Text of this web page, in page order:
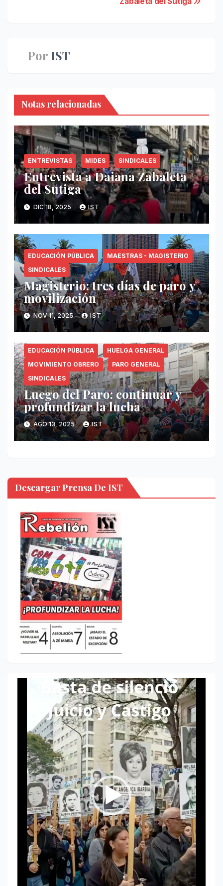
Por IST
Notas relacionadas
ENTREVISTAS MIDES SINDICALES
Entrevista a Daiana Zabaleta
del Sutiga
DIC 18, 2025 IST
EDUCACIÓN PÚBLICA
MAESTRAS - MAGISTERIO
SINDICALES
Magisterio: tres días de paro y
movilización
NOV 11, 2025 IST
EDUCACIÓN PÚBLICA
HUELGA GENERAL
MOVIMIENTO OBRERO
PARO GENERAL
SINDICALES
Luego del Paro: continuar y
profundizar la lucha
AGO 13, 2025 IST
Descargar Prensa De IST
Reproductor